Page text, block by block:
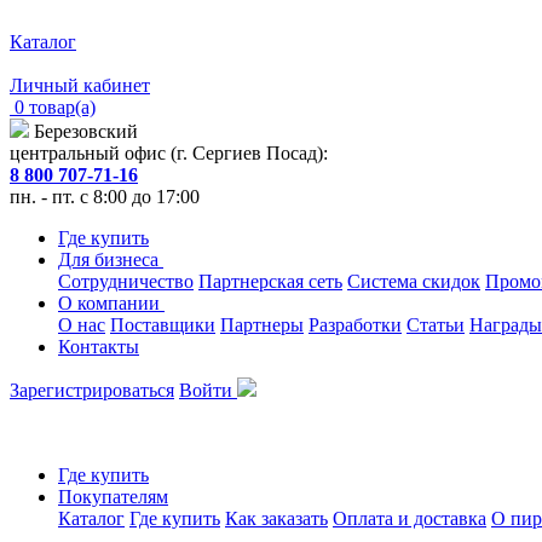
Каталог
Личный кабинет
0 товар(а)
Березовский
центральный офис (г. Сергиев Посад):
8 800 707-71-16
пн. - пт. с 8:00 до 17:00
Где купить
Для бизнеса
Сотрудничество Партнерская сеть Система скидок
О компании
О нас Поставщики Партнеры Разработки Статьи Награды
Контакты
Зарегистрироваться Войти
Где купить
Покупателям
Каталог Где купить Как заказать Оплата и доставка О